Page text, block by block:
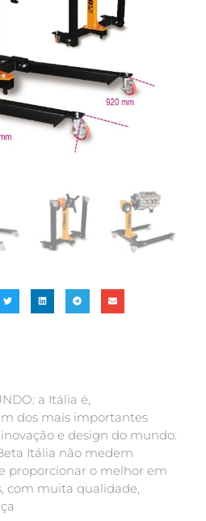
a Itália é,
dos mais importantes
e design do mundo.
Itália não medem
proporcionar o melhor em
com muita qualidade,